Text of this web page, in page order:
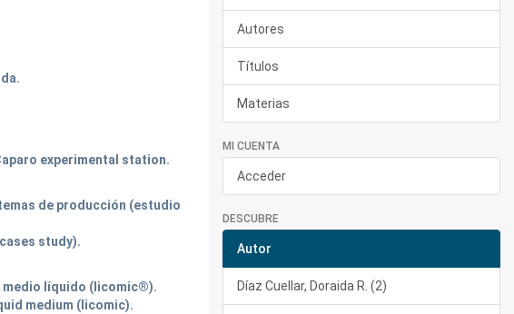
experimental station.
de producción (estudio
study).
medio líquido (licomic®).
medium (licomic).
Autores
Títulos
Materias
MI CUENTA
Acceder
DESCUBRE
Autor
Díaz Cuellar, Doraida R. (2)